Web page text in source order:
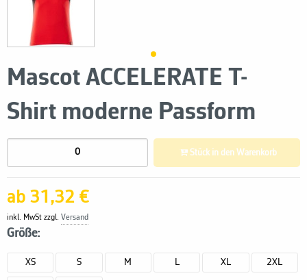
Mascot ACCELERATE T-
Shirt moderne Passform
ab 31,32 €
inkl. MwSt zzgl. Versand
Größe:
XS S M L XL 2XL
Stück in den Warenkorb